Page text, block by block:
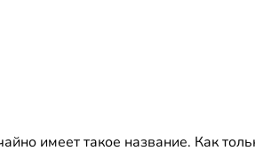
имеет такое название. Как